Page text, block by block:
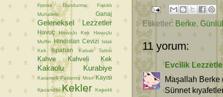
Etiketler: Berke,
11 yorum:
Evcilik
Maşallah Berke
Sünnet
Fıstıklı Dondurma
Fıstıklı
Muhallebi
Ganaj
Geleneksel Lezzetler
Havuç Havuçlu Kek
Havuçlu
Muffin Hindistan Cevizi
Islak
Kek
Ispahan Kabak Tatlısı
Kahve Kahveli Kek
Kakaolu Kurabiye
Karamelli Patlamış Mısır Kayısı
Kazandibi Kekler Kepekli